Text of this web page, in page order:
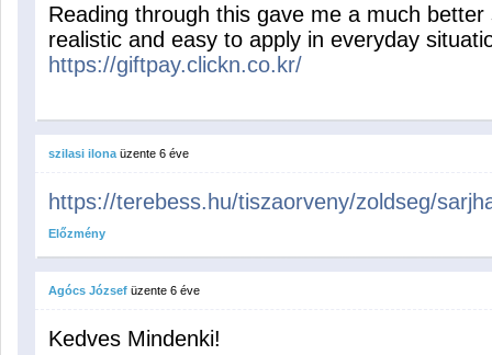
Reading through this gave me a much
realistic and easy to apply in everyday
https://giftpay.clickn.co.kr/
szilasi ilona üzente 6 éve
https://terebess.hu/tiszaorveny/zoldseg/
Előzmény
Agócs József üzente 6 éve
Kedves Mindenki!